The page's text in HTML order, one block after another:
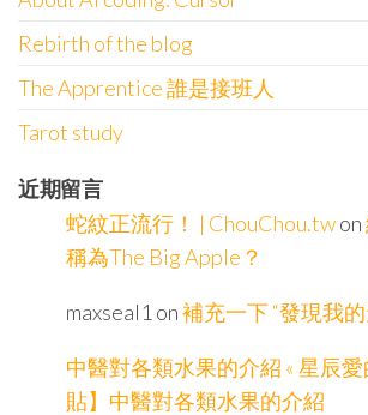
Rebirth of the blog
The Apprentice 誰是接班人
Tarot study
近期留言
蛇紋正流行！ | ChouChou.twon
稱為The Big Apple？
maxseal1 on補充一下 “發現我的
中醫對各類水果的介紹 « 星辰
貼】中醫對各類水果的介紹